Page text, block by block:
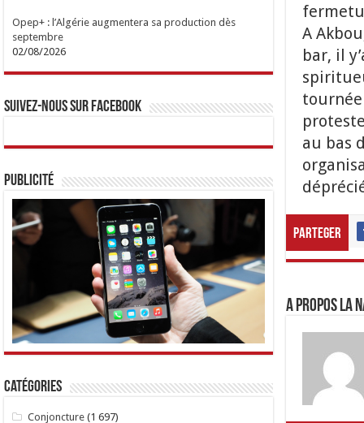
A
bar, il
au bas
Parteger
A propos LA
Opep+ : l’Algérie augmentera sa production dès
septembre
02/08/2026
Suivez-nous sur Facebook
Publicité
Catégories
Conjoncture (1 697)